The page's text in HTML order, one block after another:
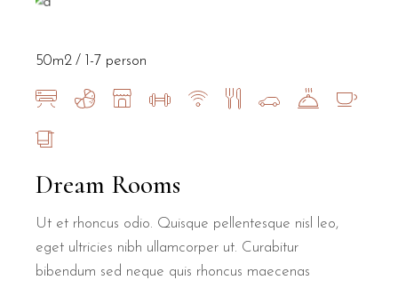
Dream Rooms
Ut et rhoncus odio. Quisque pellentesque nisl leo,
eget ultricies nibh ullamcorper ut. Curabitur
bibendum sed neque quis rhoncus maecenas
50m2 1-7 person